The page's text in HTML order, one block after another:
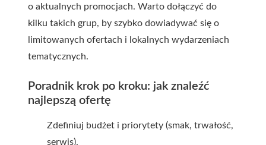
o aktualnych promocjach. Warto dołączyć do
kilku takich grup, by szybko dowiadywać się o
limitowanych ofertach i lokalnych wydarzeniach
tematycznych.
Poradnik krok po kroku: jak znaleźć
najlepszą ofertę
Zdefiniuj budżet i priorytety (smak, trwałość,
serwis).